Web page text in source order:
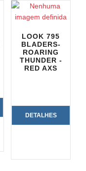
LOOK 795
BLADERS-
ROARING
THUNDER -
RED AXS
DETALHES